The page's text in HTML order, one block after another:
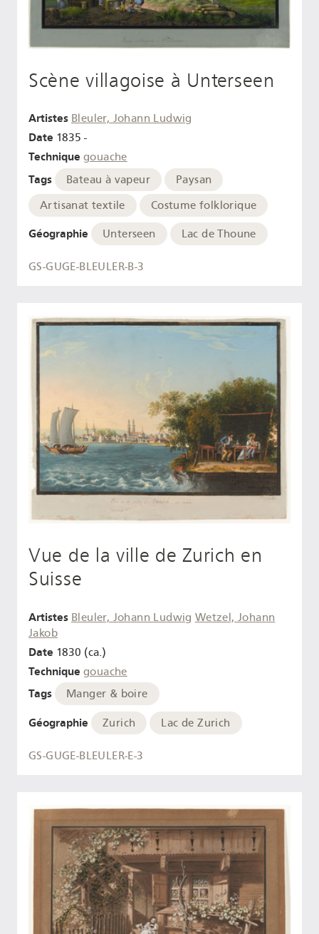
Scène villagoise à Unterseen
Artistes Bleuler, Johann Ludwig
Date 1835 -
Technique gouache
Tags Bateau à vapeur
Paysan
Artisanat textile
Costume folklorique
Géographie Unterseen Lac de Thoune
GS-GUGE-BLEULER-B-3
Vue de la ville de Zurich en
Suisse
Artistes Bleuler, Johann Ludwig Wetzel, Johann
Jakob
Date 1830 (ca.)
Technique gouache
Tags Manger & boire
Géographie Zurich Lac de Zurich
GS-GUGE-BLEULER-E-3